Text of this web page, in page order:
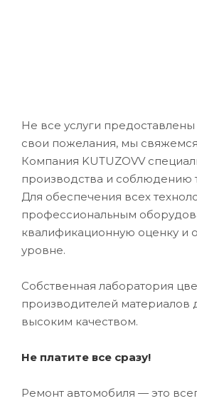
Не все услуги
свои пожелания, мы
Компания KUTUZOVV
производства и соблюдению
Для обеспечения всех
профессиональным
квалификационную оценку и
уровне.
Собственная лаборатория
производителей материалов
высоким качеством.
Не платите все сразу!
Ремонт автомобиля — это